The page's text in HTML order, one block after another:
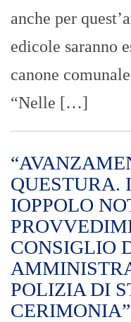
anche per
edicole saranno
canone
“Nelle […]
QUESTURA.
IOPPOLO
CONSIGLIO
POLIZIA DI
CERIMONIA”